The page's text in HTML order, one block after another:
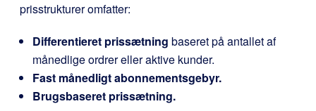
prisstrukturer omfatter:
Differentieret prissætning baseret på antallet af
månedlige ordrer eller aktive kunder.
Fast månedligt abonnementsgebyr.
Brugsbaseret prissætning.